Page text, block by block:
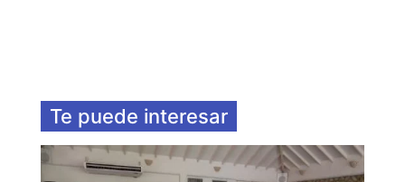
Te puede interesar